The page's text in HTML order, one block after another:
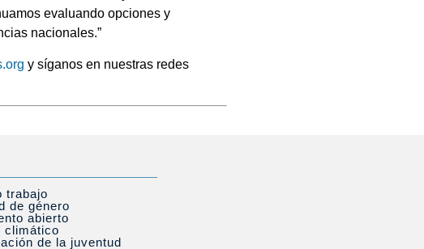
evaluando opciones y
nacionales.”
y síganos en nuestras redes
trabajo
de género
abierto
climático
de la juventud